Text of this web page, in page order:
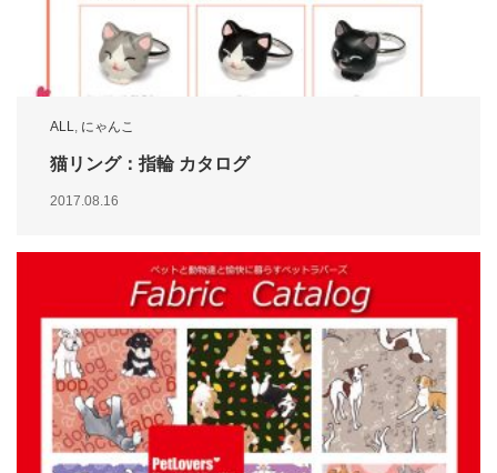
ALL, にゃんこ
猫リング：指輪 カタログ
2017.08.16